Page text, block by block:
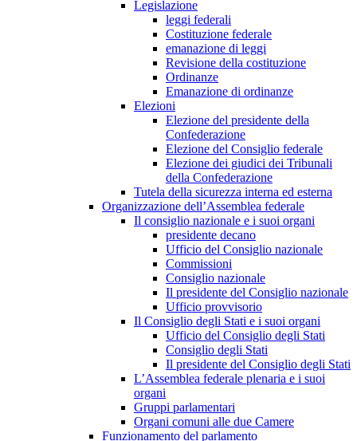
Legislazione
leggi federali
Costituzione federale
emanazione di leggi
Revisione della costituzione
Ordinanze
Emanazione di ordinanze
Elezioni
Elezione del presidente della
Confederazione
Elezione del Consiglio federale
Elezione dei giudici dei Tribunali
della Confederazione
Tutela della sicurezza interna ed esterna
Organizzazione dell’Assemblea federale
Il consiglio nazionale e i suoi organi
presidente decano
Ufficio del Consiglio nazionale
Commissioni
Consiglio nazionale
Il presidente del Consiglio nazionale
Ufficio provvisorio
Il Consiglio degli Stati e i suoi organi
Ufficio del Consiglio degli Stati
Consiglio degli Stati
Il presidente del Consiglio degli Stati
L’Assemblea federale plenaria e i suoi
organi
Gruppi parlamentari
Organi comuni alle due Camere
Funzionamento del parlamento